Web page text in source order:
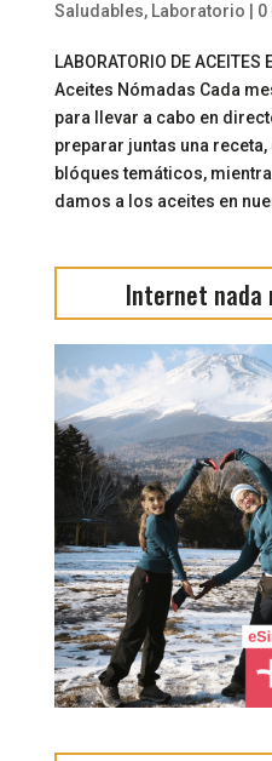
Saludables, Laboratorio 0
LABORATORIO DE ACEITES
Aceites Nómadas Cada
para llevar a cabo en
preparar juntas una
blóques temáticos,
damos a los aceites en
Internet nada